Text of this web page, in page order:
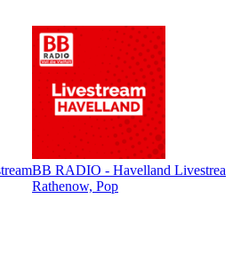
BB RADIO - Havelland
Rathenow, Pop